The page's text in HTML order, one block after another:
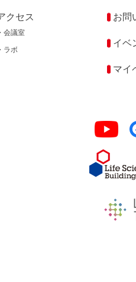
クセス
会議室
ラボ
お問
イベ
マイ